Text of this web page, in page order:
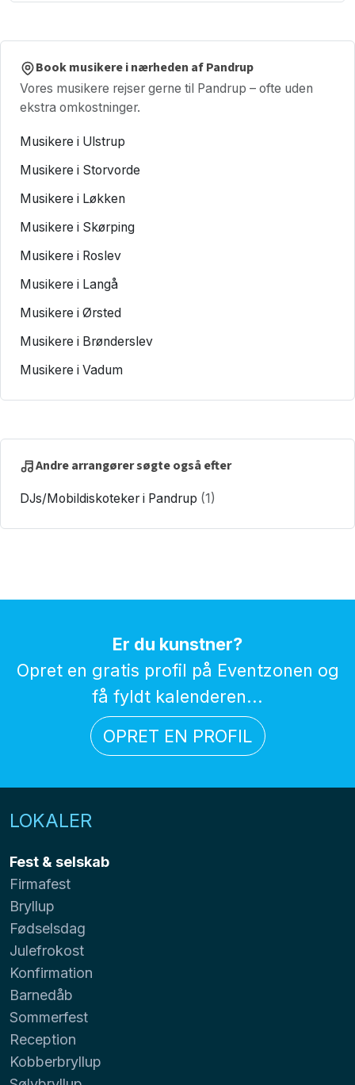
Book musikere i nærheden af Pandrup
Vores musikere rejser gerne til Pandrup – ofte uden
ekstra omkostninger.
Musikere i Ulstrup
Musikere i Storvorde
Musikere i Løkken
Musikere i Skørping
Musikere i Roslev
Musikere i Langå
Musikere i Ørsted
Musikere i Brønderslev
Musikere i Vadum
Andre arrangører søgte også efter
DJs/Mobildiskoteker i Pandrup (1)
Er du kunstner?
Opret en gratis profil på Eventzonen og
få fyldt kalenderen...
OPRET EN PROFIL
LOKALER
Fest & selskab
Firmafest
Bryllup
Fødselsdag
Julefrokost
Konfirmation
Barnedåb
Sommerfest
Reception
Kobberbryllup